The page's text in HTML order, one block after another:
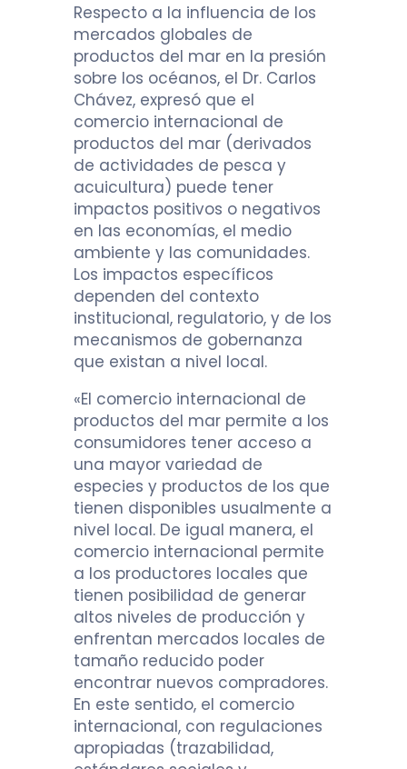
Respecto a la influencia de los
mercados globales de
productos del mar en la presión
sobre los océanos, el Dr. Carlos
Chávez, expresó que el
comercio internacional de
productos del mar (derivados
de actividades de pesca y
acuicultura) puede tener
impactos positivos o negativos
en las economías, el medio
ambiente y las comunidades.
Los impactos específicos
dependen del contexto
institucional, regulatorio, y de los
mecanismos de gobernanza
que existan a nivel local.
«El comercio internacional de
productos del mar permite a los
consumidores tener acceso a
una mayor variedad de
especies y productos de los que
tienen disponibles usualmente a
nivel local. De igual manera, el
comercio internacional permite
a los productores locales que
tienen posibilidad de generar
altos niveles de producción y
enfrentan mercados locales de
tamaño reducido poder
encontrar nuevos compradores.
En este sentido, el comercio
internacional, con regulaciones
apropiadas (trazabilidad,